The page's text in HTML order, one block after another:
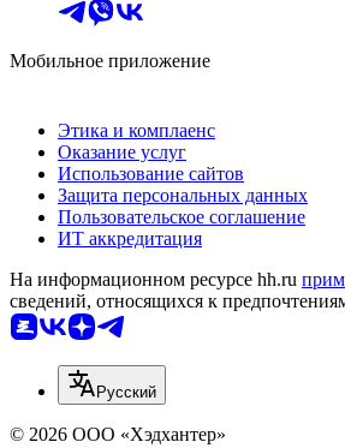
Мобильное приложение
Этика и комплаенс
Оказание услуг
Использование сайтов
Защита персональных данных
Пользовательское соглашение
ИТ аккредитация
На информационном ресурсе hh.ru
сведений, относящихся к
Русский
© 2026 ООО «Хэдхантер»